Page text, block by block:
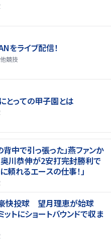
をライブ配信！
競技
とっての甲子園とは
中で引っ張った」燕ファンか
川恭伸が2安打完封勝利で
頼れるエースの仕事！」
快投球 望月理恵が始球
トにショートバウンドで収ま